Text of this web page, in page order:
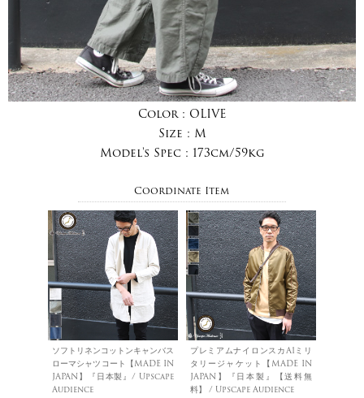
Color : OLIVE
Size : M
Model's Spec : 173cm/59kg
Coordinate Item
ソフトリネンコットンキャンバス
ローマシャツコート【MADE IN
JAPAN】『日本製』/ Upscape
Audience
プレミアムナイロンスカA1ミリ
タリージャケット【MADE IN
JAPAN】『日本製』【送料無
料】 / Upscape Audience